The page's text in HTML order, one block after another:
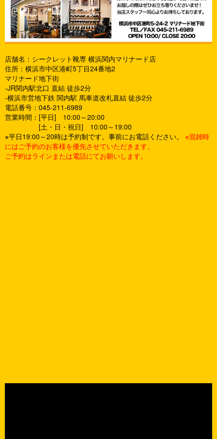
店舗名：シークレット靴専 横浜関内マリナード店
住所：横浜市中区港町5丁目24番地2
マリナード地下街
-JR関内駅北口 直結 徒歩2分
-横浜市営地下鉄 関内駅 馬車道改札直結 徒歩2分
電話番号：045-211-6989
営業時間：[平日] 10:00～20:00
[土・日・祝日] 10:00～19:00
※平日19:00～20時は予約制です。事前にお電話ください。 ※混雑時
にはご予約のお客様を優先させていただきます。
ご予約はラインまたは電話にてお願いします。